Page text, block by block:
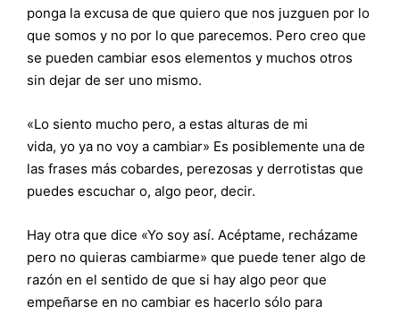
ponga la excusa de que quiero que nos juzguen por lo
que somos y no por lo que parecemos. Pero creo que
se pueden cambiar esos elementos y muchos otros
sin dejar de ser uno mismo.
«Lo siento mucho pero, a estas alturas de mi
vida, yo ya no voy a cambiar» Es posiblemente una de
las frases más cobardes, perezosas y derrotistas que
puedes escuchar o, algo peor, decir.
Hay otra que dice «Yo soy así. Acéptame, recházame
pero no quieras cambiarme» que puede tener algo de
razón en el sentido de que si hay algo peor que
empeñarse en no cambiar es hacerlo sólo para